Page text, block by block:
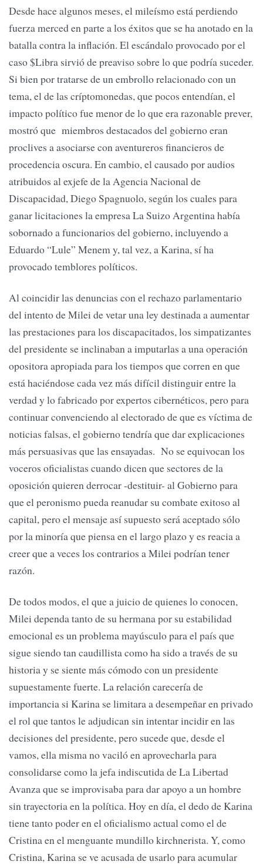
Desde hace algunos meses, el mileísmo está perdiendo
fuerza merced en parte a los éxitos que se ha anotado en la
batalla contra la inflación. El escándalo provocado por el
caso $Libra sirvió de preaviso sobre lo que podría suceder.
Si bien por tratarse de un embrollo relacionado con un
tema, el de las críptomonedas, que pocos entendían, el
impacto político fue menor de lo que era razonable prever,
mostró que miembros destacados del gobierno eran
proclives a asociarse con aventureros financieros de
procedencia oscura. En cambio, el causado por audios
atribuidos al exjefe de la Agencia Nacional de
Discapacidad, Diego Spagnuolo, según los cuales para
ganar licitaciones la empresa La Suizo Argentina había
sobornado a funcionarios del gobierno, incluyendo a
Eduardo “Lule” Menem y, tal vez, a Karina, sí ha
provocado temblores políticos.
Al coincidir las denuncias con el rechazo parlamentario
del intento de Milei de vetar una ley destinada a aumentar
las prestaciones para los discapacitados, los simpatizantes
del presidente se inclinaban a imputarlas a una operación
opositora apropiada para los tiempos que corren en que
está haciéndose cada vez más difícil distinguir entre la
verdad y lo fabricado por expertos cibernéticos, pero para
continuar convenciendo al electorado de que es víctima de
noticias falsas, el gobierno tendría que dar explicaciones
más persuasivas que las ensayadas. No se equivocan los
voceros oficialistas cuando dicen que sectores de la
oposición quieren derrocar -destituir- al Gobierno para
que el peronismo pueda reanudar su combate exitoso al
capital, pero el mensaje así supuesto será aceptado sólo
por la minoría que piensa en el largo plazo y es reacia a
creer que a veces los contrarios a Milei podrían tener
razón.
De todos modos, el que a juicio de quienes lo conocen,
Milei dependa tanto de su hermana por su estabilidad
emocional es un problema mayúsculo para el país que
sigue siendo tan caudillista como ha sido a través de su
historia y se siente más cómodo con un presidente
supuestamente fuerte. La relación carecería de
importancia si Karina se limitara a desempeñar en privado
el rol que tantos le adjudican sin intentar incidir en las
decisiones del presidente, pero sucede que, desde el
vamos, ella misma no vaciló en aprovecharla para
consolidarse como la jefa indiscutida de La Libertad
Avanza que se improvisaba para dar apoyo a un hombre
sin trayectoria en la política. Hoy en día, el dedo de Karina
tiene tanto poder en el oficialismo actual como el de
Cristina en el menguante mundillo kirchnerista. Y, como
Cristina, Karina se ve acusada de usarlo para acumular